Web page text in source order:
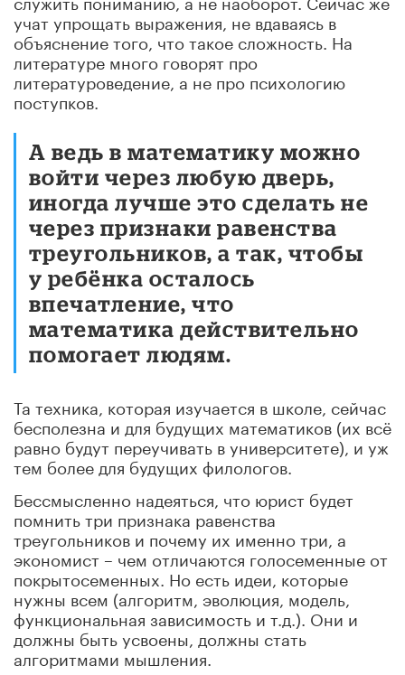
учат упрощать выражения, не вдаваясь в
объяснение того, что такое сложность. На
литературе много говорят про
литературоведение, а не про психологию
поступков.
А ведь в математику можно
войти через любую дверь,
иногда лучше это сделать не
через признаки равенства
треугольников, а так, чтобы
у ребёнка осталось
впечатление, что
математика действительно
помогает людям.
Та техника, которая изучается в школе, сейчас
бесполезна и для будущих математиков (их всё
равно будут переучивать в университете), и уж
тем более для будущих филологов.
Бессмысленно надеяться, что юрист будет
помнить три признака равенства
треугольников и почему их именно три, а
экономист – чем отличаются голосеменные от
покрытосеменных. Но есть идеи, которые
нужны всем (алгоритм, эволюция, модель,
функциональная зависимость и т.д.). Они и
должны быть усвоены, должны стать
алгоритмами мышления.